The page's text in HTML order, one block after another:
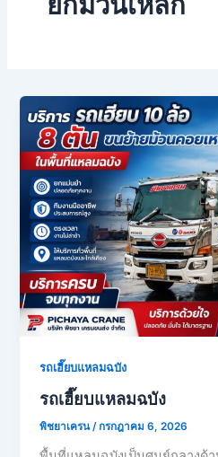
รถเฮี๊ยบแหลมฉบัง
รถเฮี๊ยบแหลมฉบัง
พิชยาเครน /กรกฎาคม 6, 2026